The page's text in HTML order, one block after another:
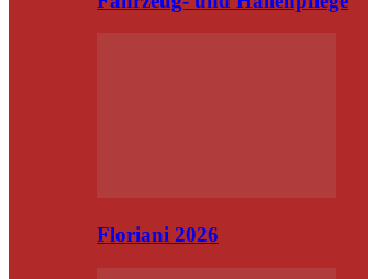
Floriani 2026